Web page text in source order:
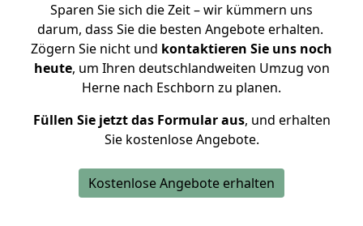
Sparen Sie sich die Zeit – wir kümmern uns
darum, dass Sie die besten Angebote erhalten.
Zögern Sie nicht und kontaktieren Sie uns noch
heute, um Ihren deutschlandweiten Umzug von
Herne nach Eschborn zu planen.
Füllen Sie jetzt das Formular aus, und erhalten
Sie kostenlose Angebote.
Kostenlose Angebote erhalten